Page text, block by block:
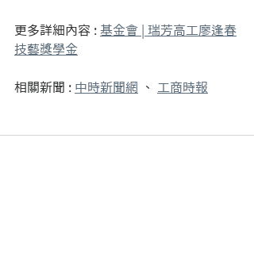
更多詳細內容 : 基金會 | 瑞芳高工廖逢春
技藝獎學金
相關新聞 : 中時新聞網 、 工商時報